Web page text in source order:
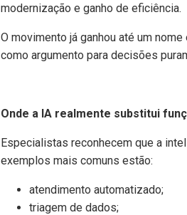
modernização e ganho de eficiência.
O movimento já ganhou até um
como argumento para decisões
Onde a IA realmente substitui
Especialistas reconhecem que a
exemplos mais comuns estão:
atendimento automatizado;
triagem de dados;